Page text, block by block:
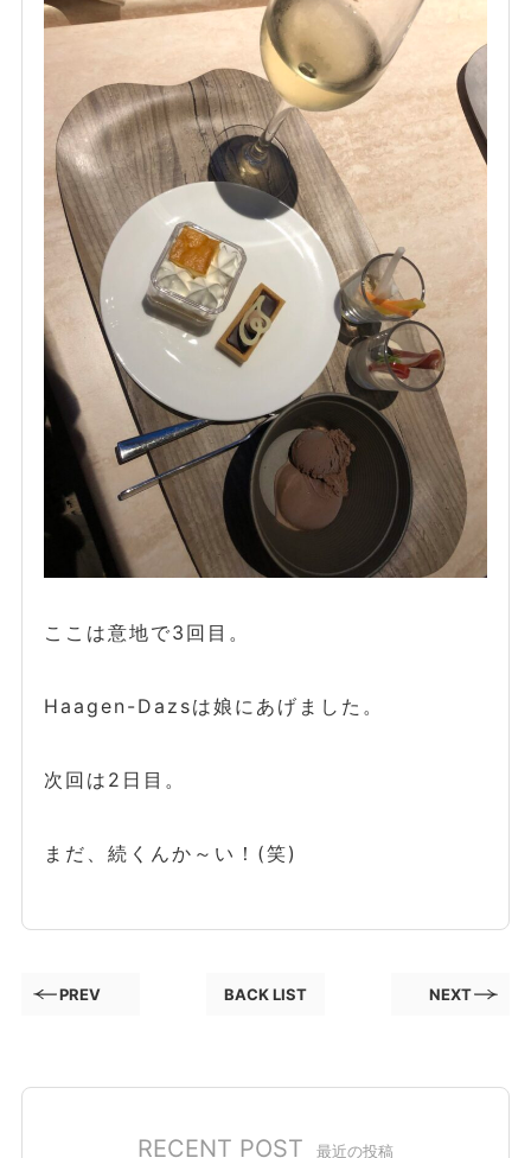
ここは意地で3回目。
Haagen-Dazsは娘にあげました。
次回は2日目。
まだ、続くんか～い！(笑)
PREV BACK LIST NEXT
RECENT POST 最近の投稿